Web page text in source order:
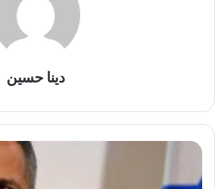
دينا حسين
الجيش
يُسقط